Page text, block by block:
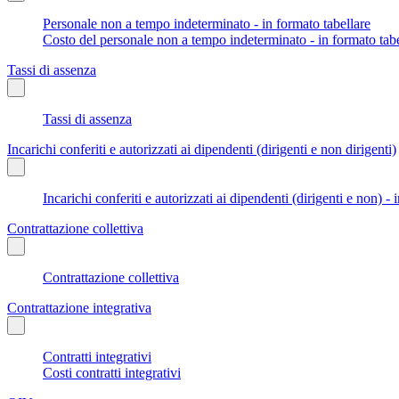
Personale non a tempo indeterminato - in formato tabellare
Costo del personale non a tempo indeterminato - in formato
Tassi di assenza
Tassi di assenza
Incarichi conferiti e autorizzati ai dipendenti (dirigenti e non dirigenti)
Incarichi conferiti e autorizzati ai dipendenti (dirigenti e non) -
Contrattazione collettiva
Contrattazione collettiva
Contrattazione integrativa
Contratti integrativi
Costi contratti integrativi